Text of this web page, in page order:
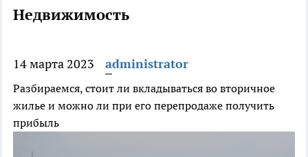
Недвижимость
14 марта 2023 administrator
Разбираемся, стоит ли вкладываться во вторичное
жилье и можно ли при его перепродаже получить
прибыль